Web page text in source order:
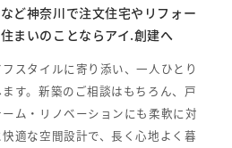
ど神奈川で注文住宅やリフォー
まいのことならアイ.創建へ
スタイルに寄り添い、一人ひとり
す。新築のご相談はもちろん、戸
ム・リノベーションにも柔軟に対
適な空間設計で、長く心地よく暮